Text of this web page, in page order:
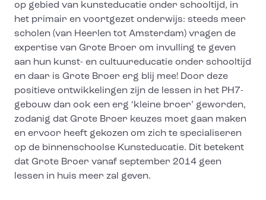
op gebied van kunsteducatie onder schooltijd, in
het primair en voortgezet onderwijs: steeds meer
scholen (van Heerlen tot Amsterdam) vragen de
expertise van Grote Broer om invulling te geven
aan hun kunst- en cultuureducatie onder schooltijd
en daar is Grote Broer erg blij mee! Door deze
positieve ontwikkelingen zijn de lessen in het PH7-
gebouw dan ook een erg ‘kleine broer’ geworden,
zodanig dat Grote Broer keuzes moet gaan maken
en ervoor heeft gekozen om zich te specialiseren
op de binnenschoolse Kunsteducatie. Dit betekent
dat Grote Broer vanaf september 2014 geen
lessen in huis meer zal geven.